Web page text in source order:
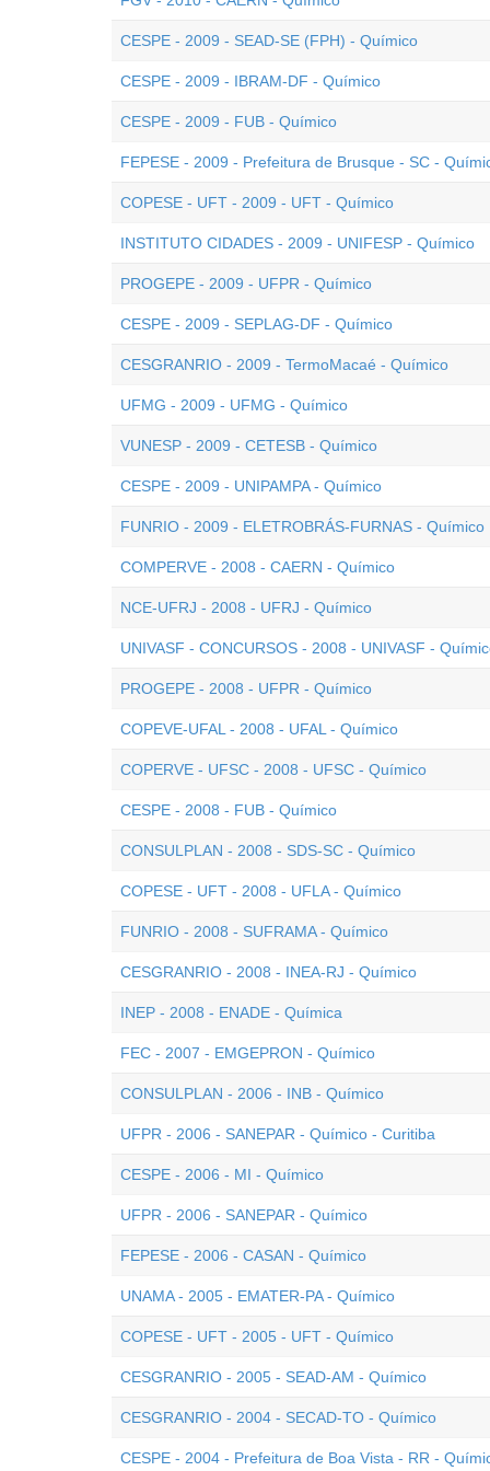
CESPE - 2009 - SEAD-SE (FPH) - Químico
CESPE - 2009 - IBRAM-DF - Químico
CESPE - 2009 - FUB - Químico
FEPESE - 2009 - Prefeitura de Brusque - SC -
COPESE - UFT - 2009 - UFT - Químico
INSTITUTO CIDADES - 2009 - UNIFESP - Químico
PROGEPE - 2009 - UFPR - Químico
CESPE - 2009 - SEPLAG-DF - Químico
CESGRANRIO - 2009 - TermoMacaé - Químico
UFMG - 2009 - UFMG - Químico
VUNESP - 2009 - CETESB - Químico
CESPE - 2009 - UNIPAMPA - Químico
FUNRIO - 2009 - ELETROBRÁS-FURNAS - Químico
COMPERVE - 2008 - CAERN - Químico
NCE-UFRJ - 2008 - UFRJ - Químico
UNIVASF - CONCURSOS - 2008 - UNIVASF -
PROGEPE - 2008 - UFPR - Químico
COPEVE-UFAL - 2008 - UFAL - Químico
COPERVE - UFSC - 2008 - UFSC - Químico
CESPE - 2008 - FUB - Químico
CONSULPLAN - 2008 - SDS-SC - Químico
COPESE - UFT - 2008 - UFLA - Químico
FUNRIO - 2008 - SUFRAMA - Químico
CESGRANRIO - 2008 - INEA-RJ - Químico
INEP - 2008 - ENADE - Química
FEC - 2007 - EMGEPRON - Químico
CONSULPLAN - 2006 - INB - Químico
UFPR - 2006 - SANEPAR - Químico - Curitiba
CESPE - 2006 - MI - Químico
UFPR - 2006 - SANEPAR - Químico
FEPESE - 2006 - CASAN - Químico
UNAMA - 2005 - EMATER-PA - Químico
COPESE - UFT - 2005 - UFT - Químico
CESGRANRIO - 2005 - SEAD-AM - Químico
CESGRANRIO - 2004 - SECAD-TO - Químico
CESPE - 2004 - Prefeitura de Boa Vista - RR -